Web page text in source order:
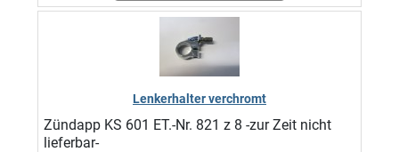
Lenkerhalter verchromt
Zündapp KS 601 ET.-Nr. 821 z 8 -zur Zeit nicht
lieferbar-